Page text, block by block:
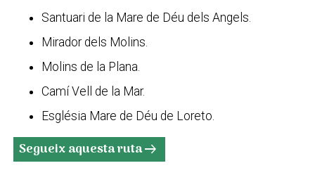
Santuari de la Mare de Déu dels Angels.
Mirador dels Molins.
Molins de la Plana.
Camí Vell de la Mar.
Església Mare de Déu de Loreto.
Segueix aquesta rutaarrow_right_alt